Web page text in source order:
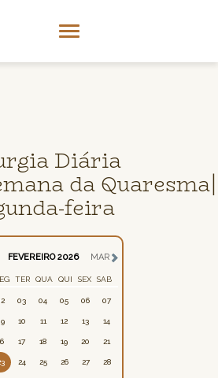
Diária
da Quaresma|
feira
FEVEREIRO 2026 MAR
TER QUA QUI SEX SAB
03 04 05 06 07
10 11 12 13 14
17 18 19 20 21
24 25 26 27 28